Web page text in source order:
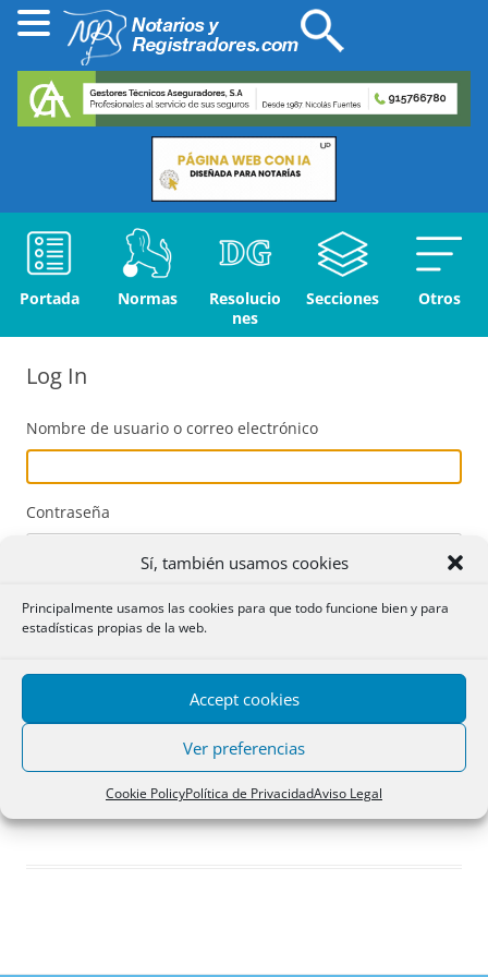
Sí, también usamos cookies
Principalmente usamos las cookies para que todo funcione bien y para
estadísticas propias de la web.
Accept cookies
Ver preferencias
Cookie PolicyPolítica de PrivacidadAviso Legal
Portada Normas
Resolucio
nes
Secciones Otros
Log In
Nombre de usuario o correo electrónico
Contraseña
Acceder
Registro
¿Has olvidado tu contraseña?